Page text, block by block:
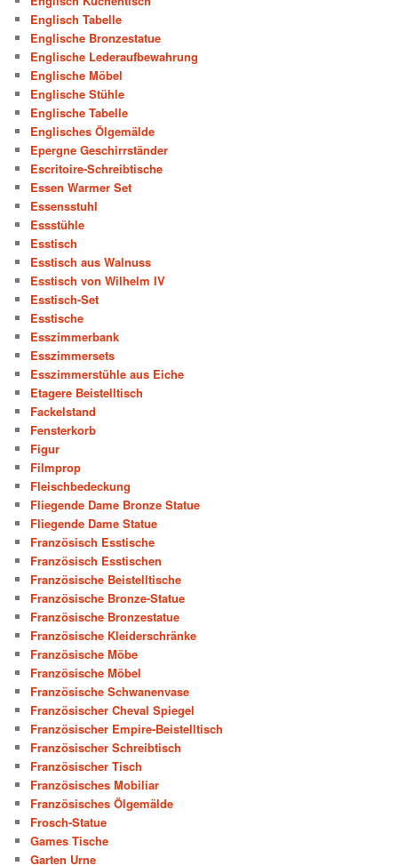
Englisch Tabelle
Englische Bronzestatue
Englische Lederaufbewahrung
Englische Möbel
Englische Stühle
Englische Tabelle
Englisches Ölgemälde
Epergne Geschirrständer
Escritoire-Schreibtische
Essen Warmer Set
Essensstuhl
Essstühle
Esstisch
Esstisch aus Walnuss
Esstisch von Wilhelm IV
Esstisch-Set
Esstische
Esszimmerbank
Esszimmersets
Esszimmerstühle aus Eiche
Etagere Beistelltisch
Fackelstand
Fensterkorb
Figur
Filmprop
Fleischbedeckung
Fliegende Dame Bronze Statue
Fliegende Dame Statue
Französisch Esstische
Französisch Esstischen
Französische Beistelltische
Französische Bronze-Statue
Französische Bronzestatue
Französische Kleiderschränke
Französische Möbe
Französische Möbel
Französische Schwanenvase
Französischer Cheval Spiegel
Französischer Empire-Beistelltisch
Französischer Schreibtisch
Französischer Tisch
Französisches Mobiliar
Französisches Ölgemälde
Frosch-Statue
Games Tische
Garten Urne